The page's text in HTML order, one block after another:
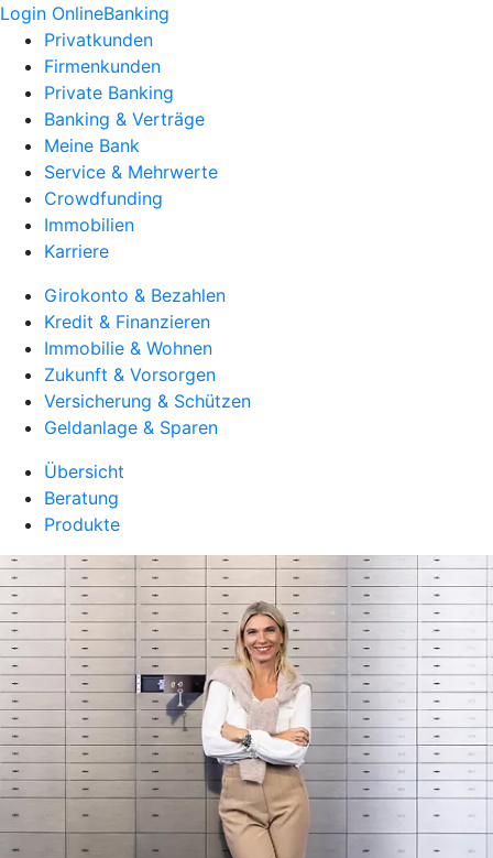
Login OnlineBanking
Privatkunden
Firmenkunden
Private Banking
Banking & Verträge
Meine Bank
Service & Mehrwerte
Crowdfunding
Immobilien
Karriere
Girokonto & Bezahlen
Kredit & Finanzieren
Immobilie & Wohnen
Zukunft & Vorsorgen
Versicherung & Schützen
Geldanlage & Sparen
Übersicht
Beratung
Produkte